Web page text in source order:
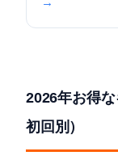
2026年お得
初回別）